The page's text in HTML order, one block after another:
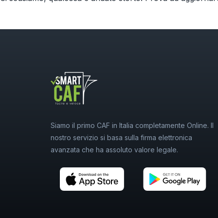
Siamo il primo CAF in Italia completamente Online. Il
nostro servizio si basa sulla firma elettronica
avanzata che ha assoluto valore legale.